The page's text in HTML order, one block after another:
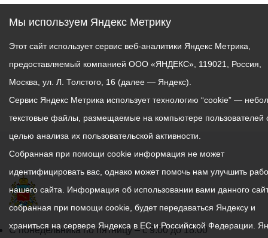
График
С понедельника по пятницу – с 9.00 до 18.00
Мы используем Яндекс Метрику
Этот сайт использует сервис веб-аналитики Яндекс Метрика,
предоставляемый компанией ООО «ЯНДЕКС», 119021, Россия,
Москва, ул. Л. Толстого, 16 (далее — Яндекс).
Сервис Яндекс Метрика использует технологию “cookie” —
текстовые файлы, размещаемые на компьютере пользователей
целью анализа их пользовательской активности.
Собранная при помощи cookie информация не может
идентифицировать вас, однако может помочь нам улучшить
нашего сайта. Информация об использовании вами данного
собранная при помощи cookie, будет передаваться Яндексу и
храниться на сервере Яндекса в ЕС и Российской Федерации.